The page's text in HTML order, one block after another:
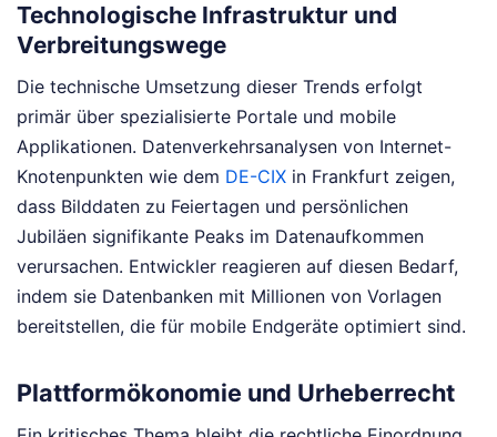
Technologische Infrastruktur und
Verbreitungswege
Die technische Umsetzung dieser Trends erfolgt
primär über spezialisierte Portale und mobile
Applikationen. Datenverkehrsanalysen von Internet-
Knotenpunkten wie dem DE-CIX in Frankfurt zeigen,
dass Bilddaten zu Feiertagen und persönlichen
Jubiläen signifikante Peaks im Datenaufkommen
verursachen. Entwickler reagieren auf diesen Bedarf,
indem sie Datenbanken mit Millionen von Vorlagen
bereitstellen, die für mobile Endgeräte optimiert sind.
Plattformökonomie und Urheberrecht